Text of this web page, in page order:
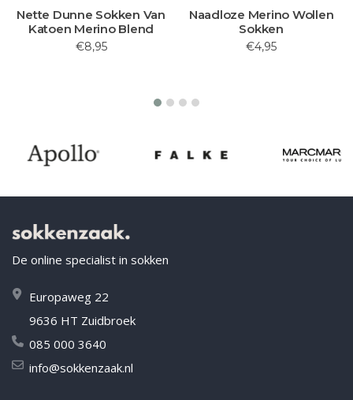
Nette Dunne Sokken Van
Katoen Merino Blend
€8,95
Naadloze Merino Wollen
Sokken
€4,95
De online specialist in sokken
Europaweg 22
9636 HT Zuidbroek
085 000 3640
info@sokkenzaak.nl